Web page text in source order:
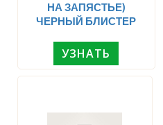
НА ЗАПЯСТЬЕ)
ЧЕРНЫЙ БЛИСТЕР
УЗНАТЬ